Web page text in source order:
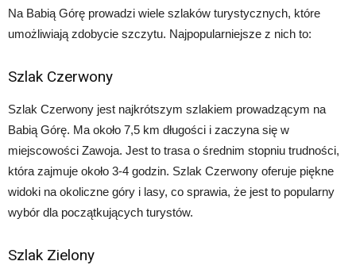
Na Babią Górę prowadzi wiele szlaków turystycznych, które
umożliwiają zdobycie szczytu. Najpopularniejsze z nich to:
Szlak Czerwony
Szlak Czerwony jest najkrótszym szlakiem prowadzącym na
Babią Górę. Ma około 7,5 km długości i zaczyna się w
miejscowości Zawoja. Jest to trasa o średnim stopniu trudności,
która zajmuje około 3-4 godzin. Szlak Czerwony oferuje piękne
widoki na okoliczne góry i lasy, co sprawia, że jest to popularny
wybór dla początkujących turystów.
Szlak Zielony